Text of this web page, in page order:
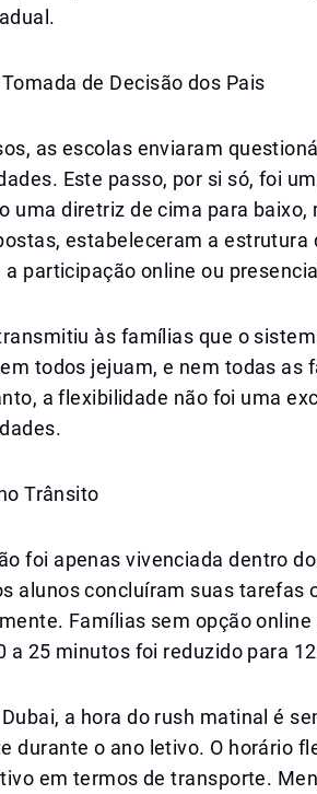
de Decisão dos Pais
as escolas enviaram
Este passo, por si só, foi
uma diretriz de cima para
estabeleceram a
participação online ou
às famílias que o
todos jejuam, e nem todas as
a flexibilidade não foi uma
Trânsito
foi apenas vivenciada dentro
alunos concluíram suas tarefas
Famílias sem opção
a 25 minutos foi reduzido para
a hora do rush matinal é
durante o ano letivo. O horário
em termos de transporte.